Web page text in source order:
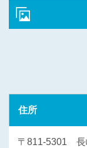
住所
〒811-5301 長